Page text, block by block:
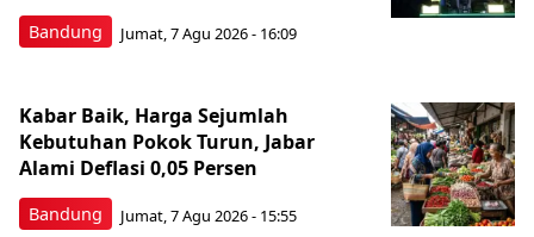
Bandung Jumat, 7 Agu 2026 - 16:09
Bandung
Kabar Baik, Harga Sejumlah
Kebutuhan Pokok Turun, Jabar
Alami Deflasi 0,05 Persen
Jumat, 7 Agu 2026 - 15:55